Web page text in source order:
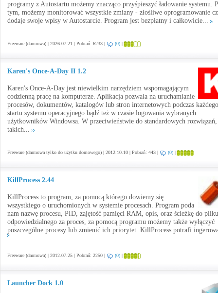
programy z Autostartu możemy znacząco przyśpieszyć ładowanie systemu.
tym, możemy monitorować wszystkie zmiany - złośliwe oprogramowanie
dodaje swoje wpisy w Autostarcie. Program jest bezpłatny i całkowicie...
Freeware (darmowa) | 2026.07.21 | Pobrań: 6233 | (0) |
Karen's Once-A-Day II 1.2
Karen's Once-A-Day jest niewielkim narzędziem wspomagającym
codzienną pracę na komputerze. Aplikacja pozwala na uruchamianie
procesów, dokumentów, katalogów lub stron internetowych podczas każdego
startu systemu operacyjnego bądź też w czasie logowania wybranych
użytkowników Windowsa. W przeciwieństwie do standardowych rozwiązań,
takich...
Freeware (darmowa tylko do użytku domowego) | 2012.10.10 | Pobrań: 443 | (0) |
KillProcess 2.44
KillProcess to program, za pomocą którego dowiemy się
wszystkiego o uruchomionych w systemie procesach. Program poda
nam nazwę procesu, PID, zajętość pamięci RAM, opis, oraz ścieżkę do pliku
odpowiedzialnego za proces, za pomocą programu możemy także wyłączyć
poszczególne procesy lub zmienić ich priorytet. KillProcess potrafi
Freeware (darmowa) | 2012.07.25 | Pobrań: 2250 | (0) |
Launcher Dock 1.0